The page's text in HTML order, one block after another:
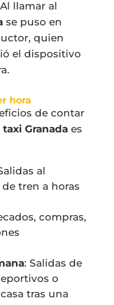
llamar al
se puso en
quien
el dispositivo
hora
de contar
Granadaes
al
tren a horas
compras,
: Salidas de
o
tras una